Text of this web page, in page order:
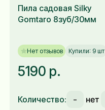
Пила садовая Silky
Gomtaro 8зуб/30мм
Нет отзывов Купили: 9 шт
5190 р.
Количество: -